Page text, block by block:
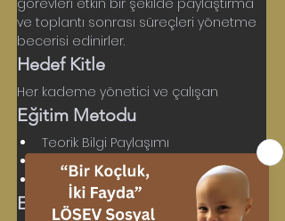
görevleri etkin bir şekilde paylaştırma
ve toplantı sonrası süreçleri yönetme
becerisi edinirler.
Hedef Kitle
Her kademe yönetici ve çalışan
Eğitim Metodu
Teorik Bilgi Paylaşımı
Uygulamalı teknikler
Vaka odaklı rol play uygulamaları
Eğitim Süresi ve Katılımcı Sayısı